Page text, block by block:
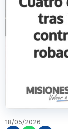
18/05/2026